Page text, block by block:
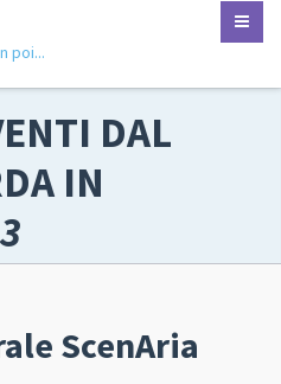
poi...
DAL
IN
ScenAria